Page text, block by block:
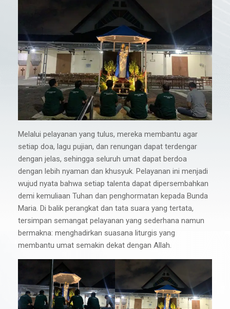
Melalui pelayanan yang tulus, mereka membantu agar
setiap doa, lagu pujian, dan renungan dapat terdengar
dengan jelas, sehingga seluruh umat dapat berdoa
dengan lebih nyaman dan khusyuk. Pelayanan ini menjadi
wujud nyata bahwa setiap talenta dapat dipersembahkan
demi kemuliaan Tuhan dan penghormatan kepada Bunda
Maria. Di balik perangkat dan tata suara yang tertata,
tersimpan semangat pelayanan yang sederhana namun
bermakna: menghadirkan suasana liturgis yang
membantu umat semakin dekat dengan Allah.